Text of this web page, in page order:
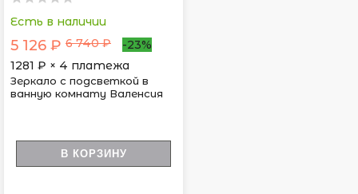
Есть в наличии
5 126 ₽ 6 740 ₽
-23%
1281 ₽ × 4 платежа
Зеркало с подсветкой в
ванную комнату Валенсия
В КОРЗИНУ